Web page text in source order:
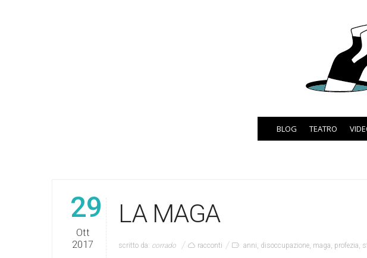
BLOG TEATRO
29
Ott
2017
LA MAGA
scritto da: corrado racconti anni, disoccupazione, maga, profezia,